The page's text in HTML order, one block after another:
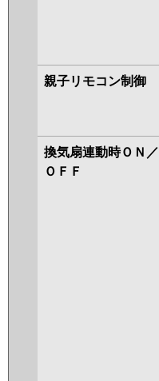
親子リモコン制御
換気扇連動時ＯＮ／
ＯＦＦ